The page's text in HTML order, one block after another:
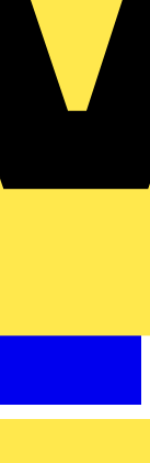
mm,